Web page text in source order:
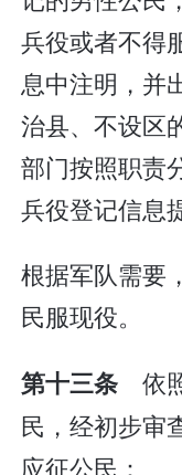
兵役或者不得
息中注明，并
治县、不设区
部门按照职责
兵役登记信息
根据军队需要
民服现役。
第十三条 依
民，经初步审
应征公民：